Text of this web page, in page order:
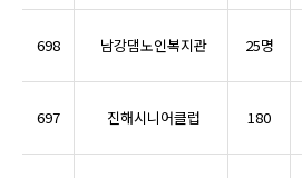
698 남강댐노인복지관 25명
697 진해시니어클럽 180